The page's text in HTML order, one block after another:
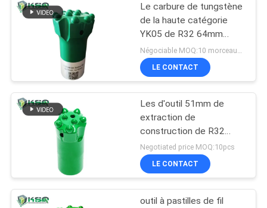
Le carbure de tungstène
de la haute catégorie
YK05 de R32 64mm
insère le peu de
perceuse de bouton
LE CONTACT
Les d'outil 51mm de
extraction de
construction de R32
45mm fil le peu de
perceuse de bouton
Negotiated price MOQ:10pcs
LE CONTACT
outil à pastilles de fil